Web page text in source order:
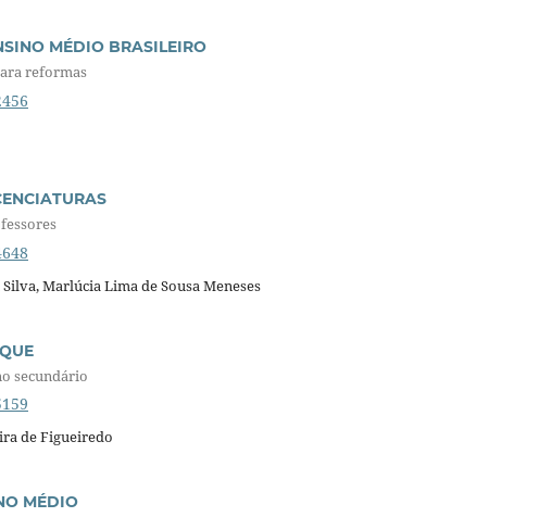
MÉDIO BRASILEIRO
reformas
Marlúcia Lima de Sousa Meneses
secundário
de Figueiredo
MÉDIO